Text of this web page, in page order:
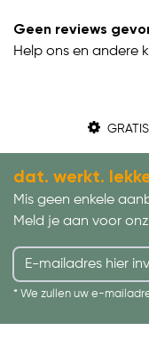
Geen reviews
Help ons en andere
dat. werkt.
Mis geen enkele
Meld je aan voor
* We zullen uw e-